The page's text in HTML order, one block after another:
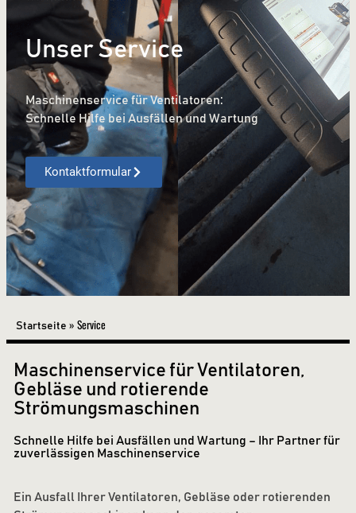
Unser Service
Maschinenservice für Ventilatoren:
Schnelle Hilfe bei Ausfällen und Wartung
Kontaktformular
Startseite » Service
Maschinenservice für Ventilatoren,
Gebläse und rotierende
Strömungsmaschinen
Schnelle Hilfe bei Ausfällen und Wartung – Ihr Partner für
zuverlässigen Maschinenservice
Ein Ausfall Ihrer Ventilatoren, Gebläse oder rotierenden